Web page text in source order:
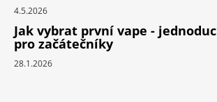
4.5.2026
Jak vybrat první vape -
pro začátečníky
28.1.2026